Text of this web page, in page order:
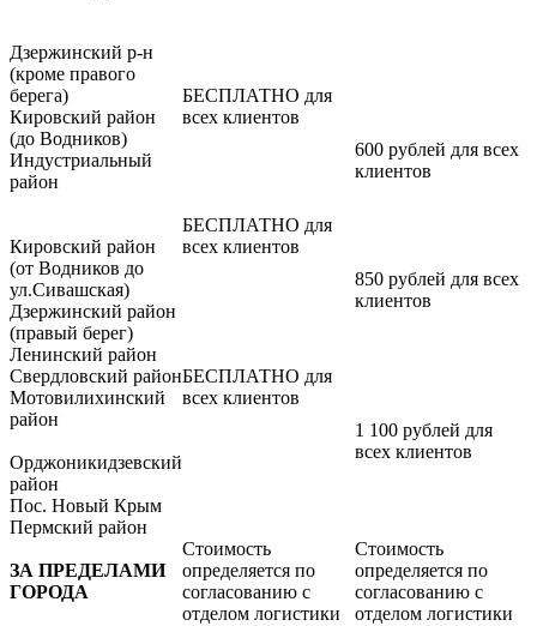
Дзержинский р-н
(кроме правого
берега)
Кировский район
(до Водников)
Индустриальный
район
Кировский район
(от Водников до
ул.Сивашская)
Дзержинский район
(правый берег)
Ленинский район
Свердловский район
Мотовилихинский
район
Орджоникидзевский
район
Пос. Новый Крым
Пермский район
БЕСПЛАТНО для
всех клиентов
БЕСПЛАТНО для
всех клиентов
БЕСПЛАТНО для
всех клиентов
600 рублей для всех
клиентов
850 рублей для всех
клиентов
1 100 рублей для
всех клиентов
ЗА ПРЕДЕЛАМИ
ГОРОДА
Стоимость
определяется по
согласованию с
отделом логистики
Стоимость
определяется по
согласованию с
отделом логистики